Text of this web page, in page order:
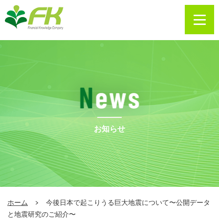
お知らせ
ホーム
今後日本で起こりうる巨大地震について〜公開データ
と地震研究のご紹介〜